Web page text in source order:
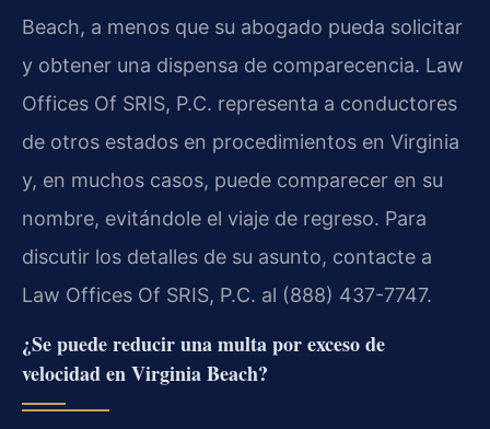
Beach, a menos que su abogado pueda solicitar
y obtener una dispensa de comparecencia. Law
Offices Of SRIS, P.C. representa a conductores
de otros estados en procedimientos en Virginia
y, en muchos casos, puede comparecer en su
nombre, evitándole el viaje de regreso. Para
discutir los detalles de su asunto, contacte a
Law Offices Of SRIS, P.C. al (888) 437-7747.
¿Se puede reducir una multa por exceso de
velocidad en Virginia Beach?